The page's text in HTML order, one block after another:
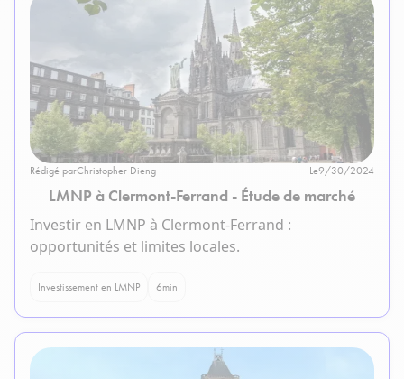
Rédigé parChristopher Dieng Le9/30/2024
LMNP à Clermont-Ferrand - Étude de marché
Investir en LMNP à Clermont-Ferrand :
opportunités et limites locales.
Investissement en LMNP 6min